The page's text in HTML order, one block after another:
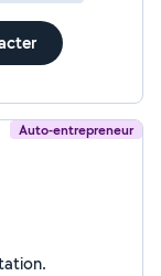
Auto-entrepreneur
ma présentation.